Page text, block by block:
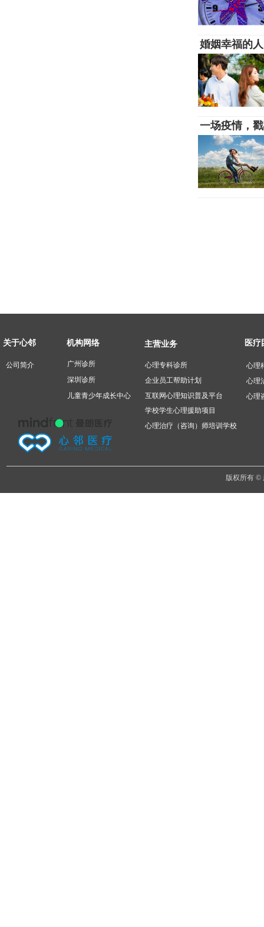
婚姻幸福的
一场疫情，
机构网络
心理专科诊所 ​
企业员工帮助计划
互联网心理知识普及平台
学校学生心理援助项目
心理治疗（咨询）师培训学校
心理
心理
心理
版权所有 ©
关于心邻
公司简介
广州诊所
深圳诊所
儿童青少年成长中心
主营业务 医疗